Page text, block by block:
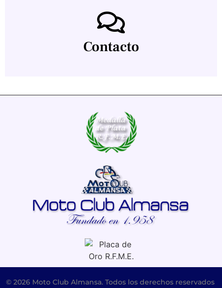
Contacto
© 2026 Moto Club Almansa. Todos los derechos reservados